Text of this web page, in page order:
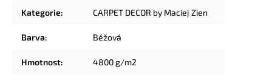
Kategorie: CARPET DECOR by Maciej Zien
Barva: Béžová
Hmotnost: 4800 g/m2